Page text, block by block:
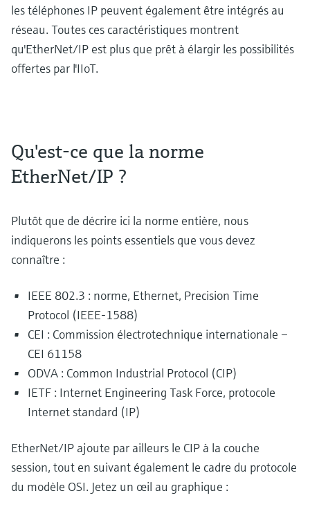
les téléphones IP peuvent également être intégrés au
réseau. Toutes ces caractéristiques montrent
qu'EtherNet/IP est plus que prêt à élargir les possibilités
offertes par l'IIoT.
Qu'est-ce que la norme
EtherNet/IP ?
Plutôt que de décrire ici la norme entière, nous
indiquerons les points essentiels que vous devez
connaître :
IEEE 802.3 : norme, Ethernet, Precision Time
Protocol (IEEE-1588)
CEI : Commission électrotechnique internationale –
CEI 61158
ODVA : Common Industrial Protocol (CIP)
IETF : Internet Engineering Task Force, protocole
Internet standard (IP)
EtherNet/IP ajoute par ailleurs le CIP à la couche
session, tout en suivant également le cadre du protocole
du modèle OSI. Jetez un œil au graphique :